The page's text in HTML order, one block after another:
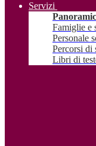
Servizi
Famiglie e
Personale
Percorsi di
Libri di